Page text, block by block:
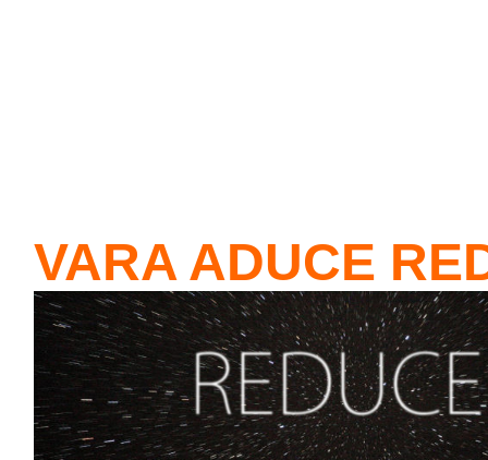
VARA ADUCE